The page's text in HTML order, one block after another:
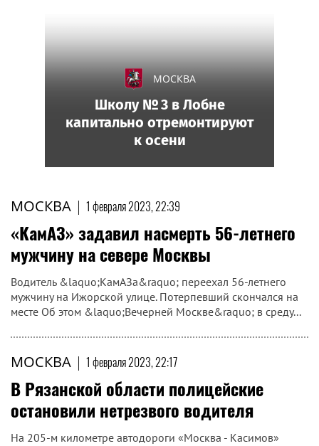
МОСКВА | 1 февраля 2023, 22:39
«КамАЗ» задавил насмерть 56-летнего
мужчину на севере Москвы
Водитель &laquo;КамАЗа&raquo; переехал 56-летнего
мужчину на Ижорской улице. Потерпевший скончался на
месте Об этом &laquo;Вечерней Москве&raquo; в среду...
МОСКВА | 1 февраля 2023, 22:17
В Рязанской области полицейские
остановили нетрезвого водителя
На 205-м километре автодороги «Москва - Касимов»
МОСКВА
Школу № 3 в Лобне
капитально отремонтируют
к осени